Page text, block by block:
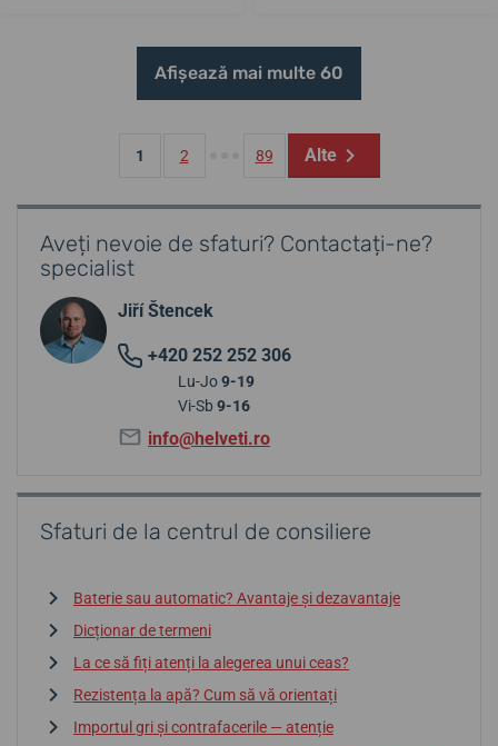
Afișează mai multe 60
1 2 89 Alte
Aveți nevoie de sfaturi? Contactați-ne?
specialist
Jiří Štencek
+420 252 252 306
Lu-Jo9-19
Vi-Sb 9-16
info@helveti.ro
Sfaturi de la centrul de consiliere
Baterie sau automatic? Avantaje și dezavantaje
Dicționar de termeni
La ce să fiți atenți la alegerea unui ceas?
Rezistența la apă? Cum să vă orientați
Importul gri și contrafacerile — atenție